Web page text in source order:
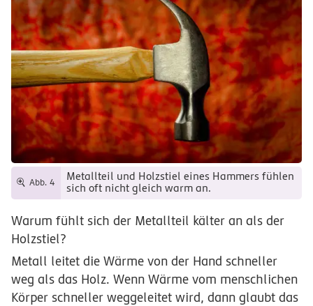
Abb. 4
Metallteil und Holzstiel eines Hammers fühlen
sich oft nicht gleich warm an.
Warum fühlt sich der Metallteil kälter an als der
Holzstiel?
Metall leitet die Wärme von der Hand schneller
weg als das Holz. Wenn Wärme vom menschlichen
Körper schneller weggeleitet wird, dann glaubt das